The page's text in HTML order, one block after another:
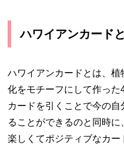
ハワイアンカード
ハワイアンカードとは、
化をモチーフにして作った
カードを引くことで今の
ることができるのと同時
楽しくてポジティブなカー